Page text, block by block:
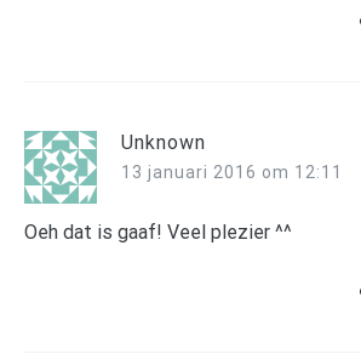
Unknown
13 januari 2016 om 12:11
Oeh dat is gaaf! Veel plezier ^^